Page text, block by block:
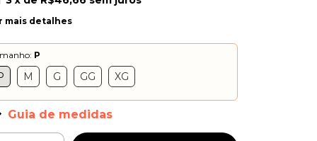
mais detalhes
P
M G GG XG
Guia de medidas